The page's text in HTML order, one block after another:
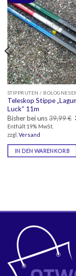
STIPPRUTEN /
Teleskop Stippe
Luck“ 11m
Bisher bei uns 39,99€
Enthält 19% MwSt.
zzgl. Versand
IN DEN WARENKORB